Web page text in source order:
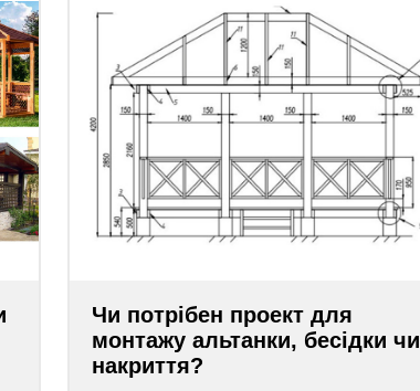
Чи потрібен проект для
монтажу альтанки, бесідки чи
накриття?